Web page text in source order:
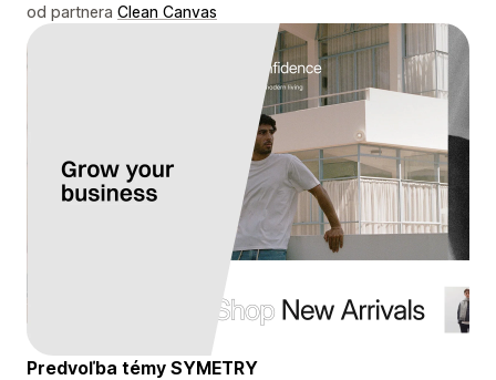
od partnera Clean Canvas
Predvoľba témy SYMETRY